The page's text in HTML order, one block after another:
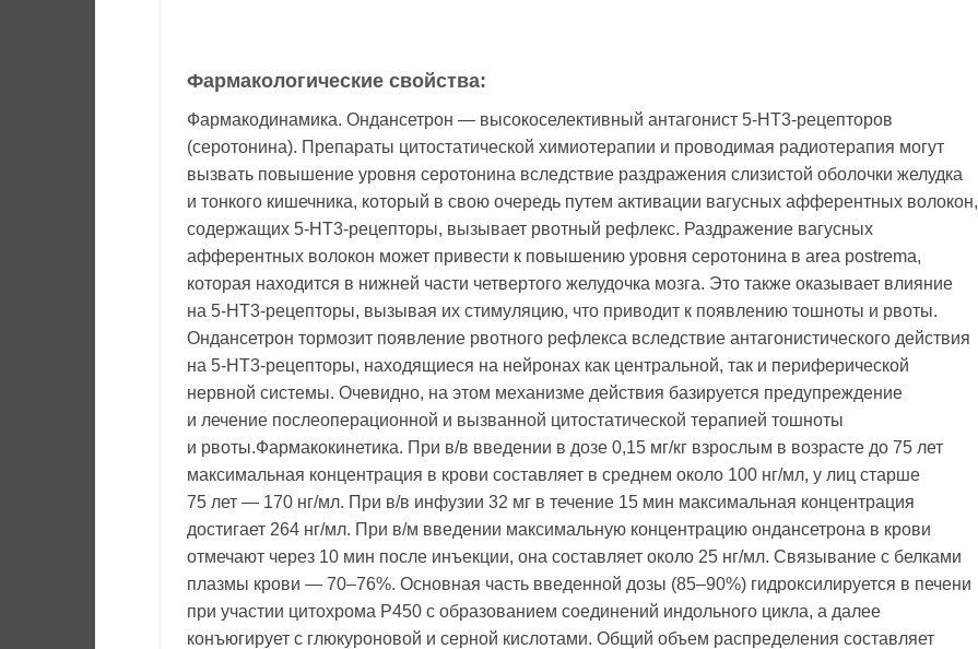
Фармакологические свойства:
Фармакодинамика. Ондансетрон — высокоселективный антагонист 5-НТ3-рецепторов
(серотонина). Препараты цитостатической химиотерапии и проводимая радиотерапия могут
вызвать повышение уровня серотонина вследствие раздражения слизистой оболочки желудка
и тонкого кишечника, который в свою очередь путем активации вагусных афферентных волокон,
содержащих 5-НТ3-рецепторы, вызывает рвотный рефлекс. Раздражение вагусных
афферентных волокон может привести к повышению уровня серотонина в area postrema,
которая находится в нижней части четвертого желудочка мозга. Это также оказывает влияние
на 5-НТ3-рецепторы, вызывая их стимуляцию, что приводит к появлению тошноты и рвоты.
Ондансетрон тормозит появление рвотного рефлекса вследствие антагонистического действия
на 5-НТ3-рецепторы, находящиеся на нейронах как центральной, так и периферической
нервной системы. Очевидно, на этом механизме действия базируется предупреждение
и лечение послеоперационной и вызванной цитостатической терапией тошноты
и рвоты.Фармакокинетика. При в/в введении в дозе 0,15 мг/кг взрослым в возрасте до 75 лет
максимальная концентрация в крови составляет в среднем около 100 нг/мл, у лиц старше
75 лет — 170 нг/мл. При в/в инфузии 32 мг в течение 15 мин максимальная концентрация
достигает 264 нг/мл. При в/м введении максимальную концентрацию ондансетрона в крови
отмечают через 10 мин после инъекции, она составляет около 25 нг/мл. Связывание с белками
плазмы крови — 70–76%. Основная часть введенной дозы (85–90%) гидроксилируется в печени
при участии цитохрома P450 с образованием соединений индольного цикла, а далее
конъюгирует с глюкуроновой и серной кислотами. Общий объем распределения составляет